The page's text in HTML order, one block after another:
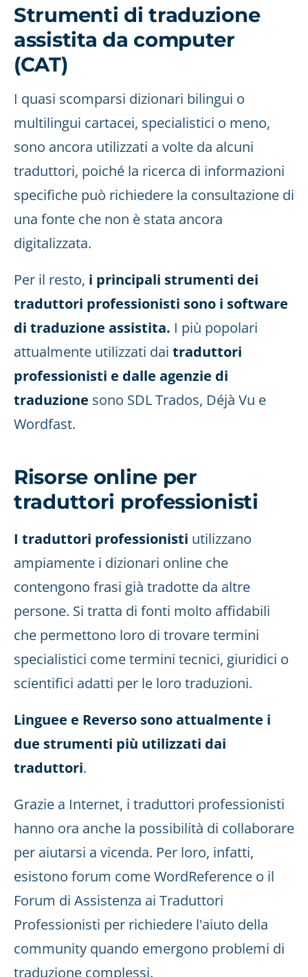
Strumenti di traduzione
assistita da computer
(CAT)
I quasi scomparsi dizionari bilingui o
multilingui cartacei, specialistici o meno,
sono ancora utilizzati a volte da alcuni
traduttori, poiché la ricerca di informazioni
specifiche può richiedere la consultazione di
una fonte che non è stata ancora
digitalizzata.
Per il resto, i principali strumenti dei
traduttori professionisti sono i software
di traduzione assistita. I più popolari
attualmente utilizzati dai traduttori
professionisti e dalle agenzie di
traduzione sono SDL Trados, Déjà Vu e
Wordfast.
Risorse online per
traduttori professionisti
I traduttori professionisti utilizzano
ampiamente i dizionari online che
contengono frasi già tradotte da altre
persone. Si tratta di fonti molto affidabili
che permettono loro di trovare termini
specialistici come termini tecnici, giuridici o
scientifici adatti per le loro traduzioni.
Linguee e Reverso sono attualmente i
due strumenti più utilizzati dai
traduttori.
Grazie a Internet, i traduttori professionisti
hanno ora anche la possibilità di collaborare
per aiutarsi a vicenda. Per loro, infatti,
esistono forum come WordReference o il
Forum di Assistenza ai Traduttori
Professionisti per richiedere l'aiuto della
community quando emergono problemi di
traduzione complessi.